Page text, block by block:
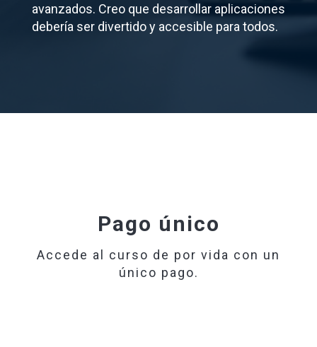
avanzados. Creo que desarrollar aplicaciones
debería ser divertido y accesible para todos.
Pago único
Accede al curso de por vida con un
único pago.